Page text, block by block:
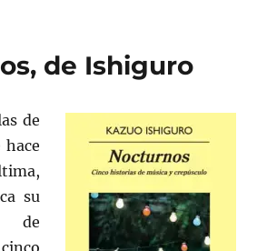
de Ishiguro
de
hace
su
de